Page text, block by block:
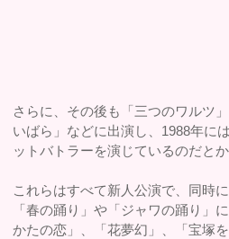
さらに、その後も「三つのワルツ
いばら」などに出演し、1988年に
ットバトラーを演じているのだとか
これらはすべて新人公演で、同時
「春の踊り」や「ジャワの踊り」
かたの恋」、「花夢幻」、「宝塚